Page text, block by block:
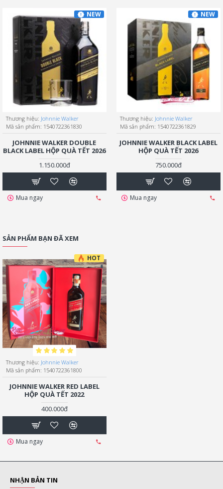
NEW
Thương hiệu: Johnnie Walker
Mã sản phẩm: 1540722361830
JOHNNIE WALKER DOUBLE
BLACK LABEL HỘP QUÀ TẾT 2026
1.150.000đ
Mua ngay
NEW
Thương hiệu: Johnnie Walker
Mã sản phẩm: 1540722361829
JOHNNIE WALKER BLACK LABEL
HỘP QUÀ TẾT 2026
750.000đ
Mua ngay
SẢN PHẨM BẠN ĐÃ XEM
HOT
Thương hiệu: Johnnie Walker
Mã sản phẩm: 1540722361800
JOHNNIE WALKER RED LABEL
HỘP QUÀ TẾT 2022
400.000đ
Mua ngay
NHẬN BẢN TIN